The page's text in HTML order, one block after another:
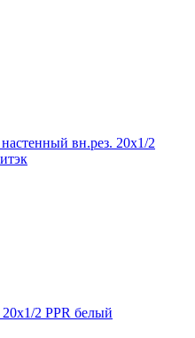
вн.рез. 20х1/2
2 PPR белый